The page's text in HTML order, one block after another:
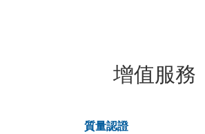
增值服務
質量認證